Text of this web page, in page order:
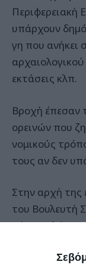
Περιφερειακή
υπάρχουν
γη που ανήκει
εκτάσεις κλπ.
Βροχή έπεσαν
ορεινών που
νομικούς
τους αν δεν
Στην αρχή της
του Βουλευτή
πήρε το λόγο
νομικός
μακρόν και